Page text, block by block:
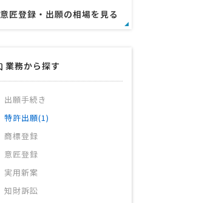
意匠登録・出願の相場を見る
業務から探す
出願手続き
特許出願(1)
商標登録
意匠登録
実用新案
知財訴訟